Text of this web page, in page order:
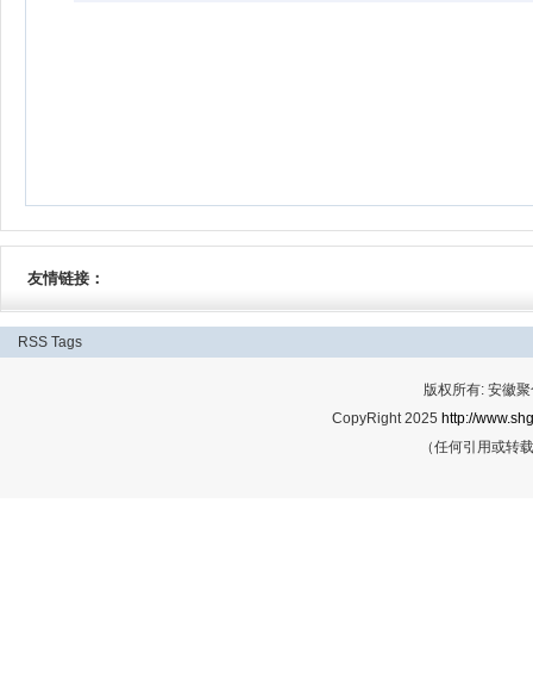
友情链接：
RSS Tags
版权所有: 安徽
CopyRight 2025 http://
（任何引用或转